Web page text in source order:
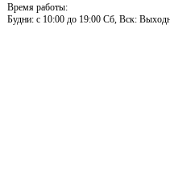
Время работы:
Будни: c 10:00 до 19:00 Сб, Вск: